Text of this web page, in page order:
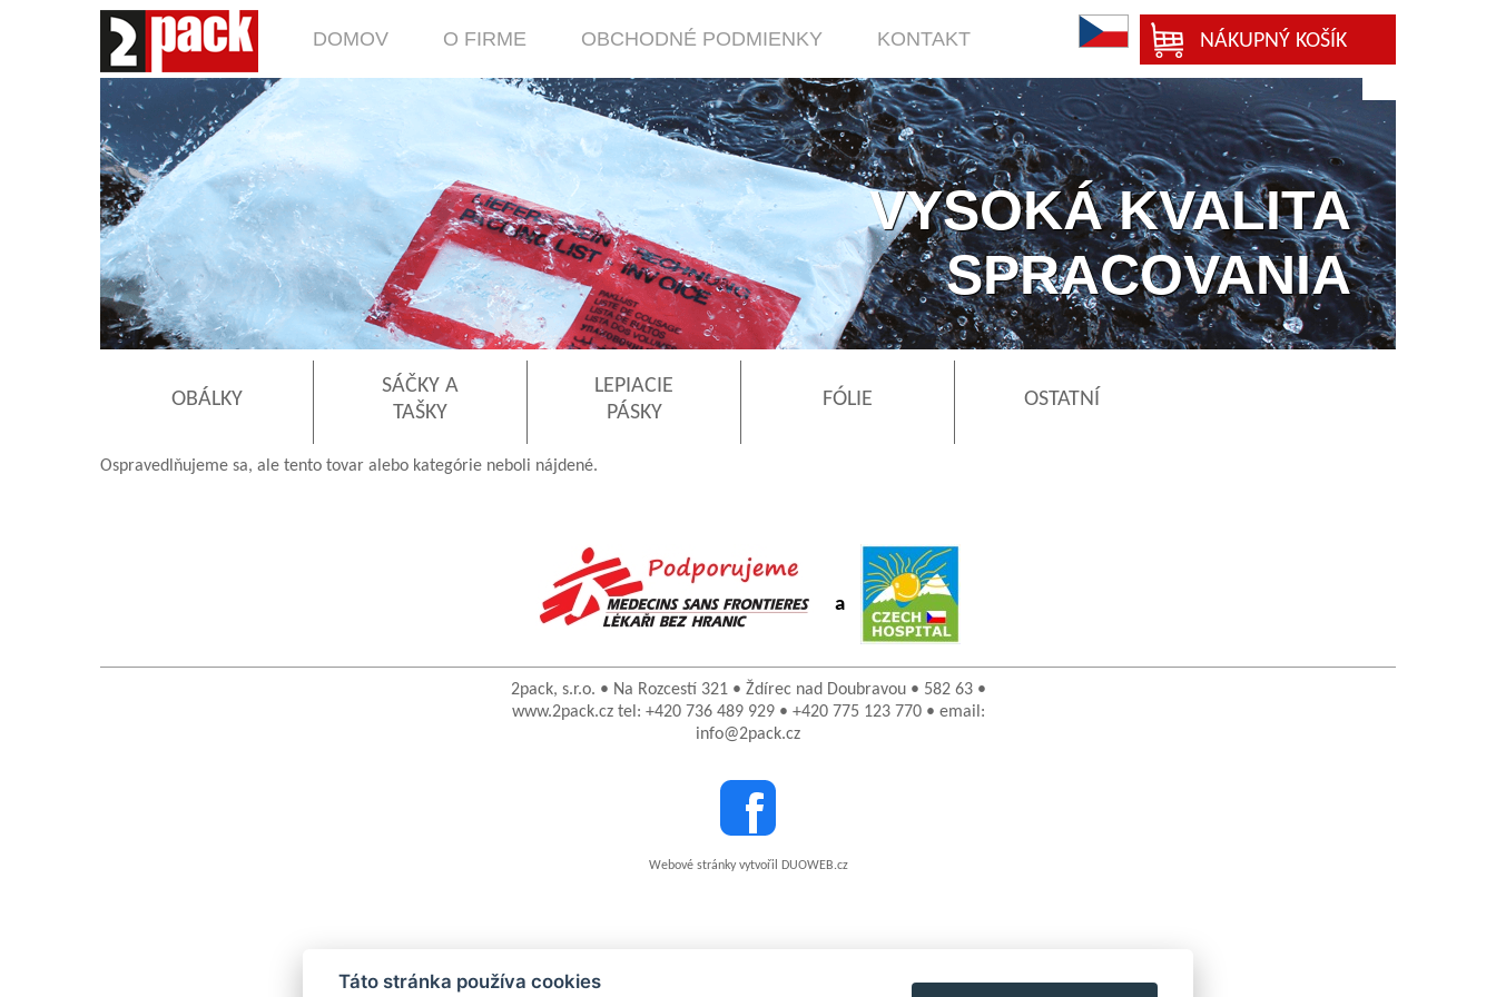
DOMOV O FIRME OBCHODNÉ PODMIENKY KONTAKT NÁKUPNÝ KOŠÍK
VYSOKÁ KVALITA
SPRACOVANIA
OBÁLKY
SÁČKY A
TAŠKY
LEPIACIE
PÁSKY
FÓLIE OSTATNÍ
Ospravedlňujeme sa, ale tento tovar alebo kategórie neboli nájdené.
a
2pack, s.r.o. • Na Rozcestí 321 • Ždírec nad Doubravou • 582 63 •
www.2pack.cz tel: +420 736 489 929 • +420 775 123 770 • email:
info@2pack.cz
Webové stránky vytvořil DUOWEB.cz
Táto stránka používa cookies